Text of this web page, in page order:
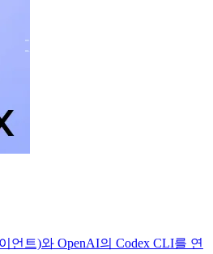
언트)와 OpenAI의 Codex CLI를 연